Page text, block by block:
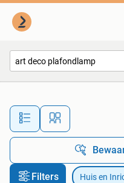
Alle
Filters Huis en